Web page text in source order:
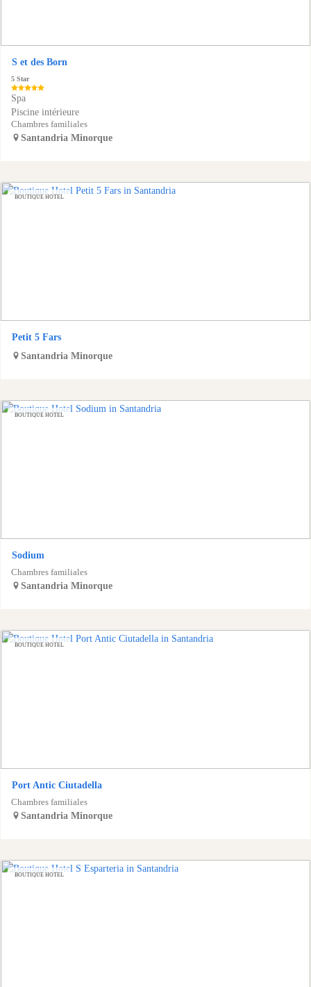
S et des Born
5 Star
Spa
Piscine intérieure
Chambres familiales
Santandria Minorque
BOUTIQUE HOTEL
Petit 5 Fars
Santandria Minorque
BOUTIQUE HOTEL
Sodium
Chambres familiales
Santandria Minorque
BOUTIQUE HOTEL
Port Antic Ciutadella
Chambres familiales
Santandria Minorque
BOUTIQUE HOTEL